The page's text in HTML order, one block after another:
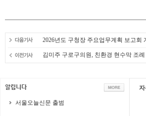
2026년도 구청장 주요업무계획 보고회
김미주 구로구의원, 친환경 현수막 조
서울오늘신문 출범